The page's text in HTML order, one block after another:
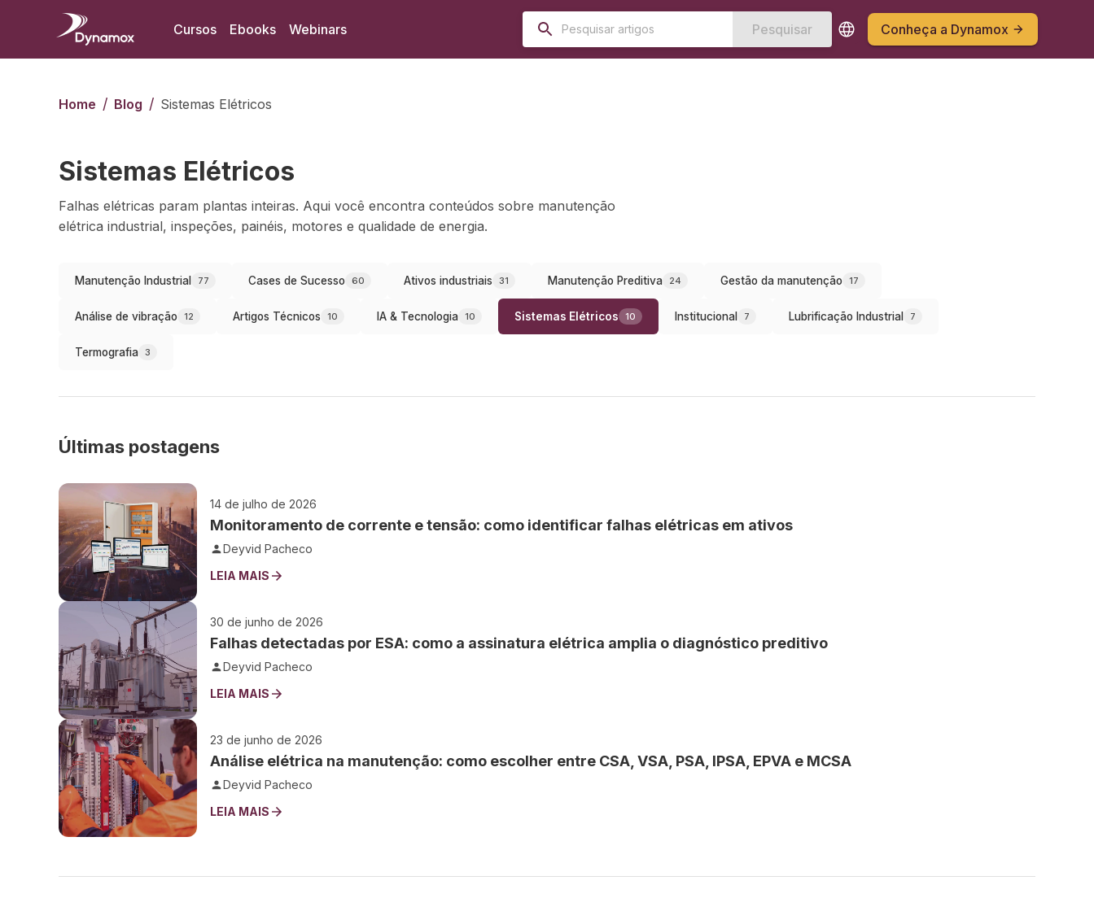
Cursos Ebooks Webinars Pesquisar Conheça a Dynamox
Home / Blog / Sistemas Elétricos
Sistemas Elétricos
Falhas elétricas param plantas inteiras. Aqui você encontra conteúdos sobre manutenção
elétrica industrial, inspeções, painéis, motores e qualidade de energia.
Manutenção Industrial 77 Cases de Sucesso 60 Ativos industriais 31 Manutenção Preditiva 24 Gestão da manutenção 17
Análise de vibração 12 Artigos Técnicos 10 IA & Tecnologia 10 Sistemas Elétricos 10 Institucional 7 Lubrificação Industrial 7
Termografia 3
Últimas postagens
14 de julho de 2026
Monitoramento de corrente e tensão: como identificar falhas elétricas em ativos
Deyvid Pacheco
LEIA MAIS
30 de junho de 2026
Falhas detectadas por ESA: como a assinatura elétrica amplia o diagnóstico preditivo
Deyvid Pacheco
LEIA MAIS
23 de junho de 2026
Análise elétrica na manutenção: como escolher entre CSA, VSA, PSA, IPSA, EPVA e MCSA
Deyvid Pacheco
LEIA MAIS